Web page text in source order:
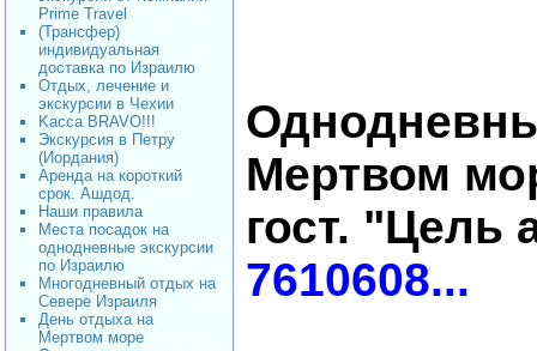
Prime Travel
(Трансфер)
индивидуальная
доставка по Израилю
Отдых, лечение и
экскурсии в Чехии
Kacca BRAVO!!!
Экскурсия в Петру
(Иордания)
Аренда на короткий
срок. Ашдод.
Наши правила
Места посадок на
однодневные экскурсии
по Израилю
Многодневный отдых на
Севере Израиля
День отдыха на
Мертвом море
Мертвом
гост. "Цель
7610608...